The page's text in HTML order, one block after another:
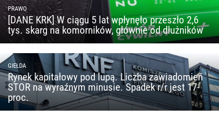
PRAWO
[DANE KRK] W ciągu 5 lat wpłynęło przeszło 2,6
tys. skarg na komorników, głównie od dłużników
GIEŁDA
Rynek kapitałowy pod lupą. Liczba zawiadomień
STOR na wyraźnym minusie. Spadek r/r jest 17-
proc.